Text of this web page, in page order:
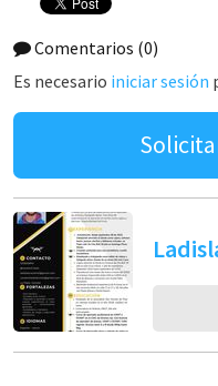
Comentarios (0)
Es necesario iniciar sesión